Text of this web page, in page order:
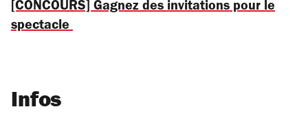
[CONCOURS] Gagnez des invitations pour le
spectacle
Infos